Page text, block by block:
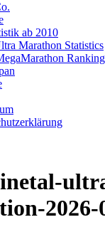
ab 2010
Marathon Statistics
2026-